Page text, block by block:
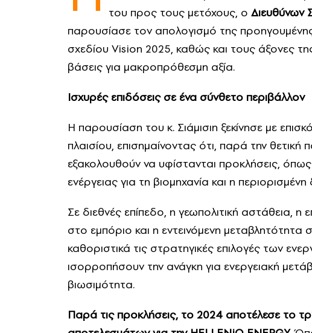
του προς τους μετόχους, ο Διευθύνων
παρουσίασε τον απολογισμό της
σχεδίου Vision 2025, καθώς και τους άξονες
βάσεις για μακροπρόθεσμη αξία.
Ισχυρές επιδόσεις σε ένα σύνθετο περιβάλλον
Η παρουσίαση του κ. Σιάμισιη ξεκίνησε με
πλαισίου, επισημαίνοντας ότι, παρά την θετική
εξακολουθούν να υφίστανται προκλήσεις,
ενέργειας για τη βιομηχανία και η
Σε διεθνές επίπεδο, η γεωπολιτική αστάθεια,
στο εμπόριο και η εντεινόμενη μεταβλητότητα
καθοριστικά τις στρατηγικές επιλογές των
ισορροπήσουν την ανάγκη για ενεργειακή
βιωσιμότητα.
Παρά τις προκλήσεις, το 2024 αποτέλεσε το